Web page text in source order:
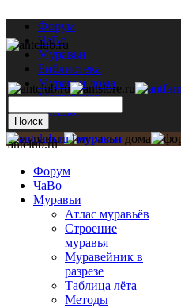
Форум
ЧаВо
Муравьи
Библиотека
Муравьи дома
Мастерская
Каталог
antclub.ru
Форум
ЧаВо
Муравьи
Атлас муравьёв
Строение
муравья
Муравейник в
разрезе
Таблица лёта
Методы